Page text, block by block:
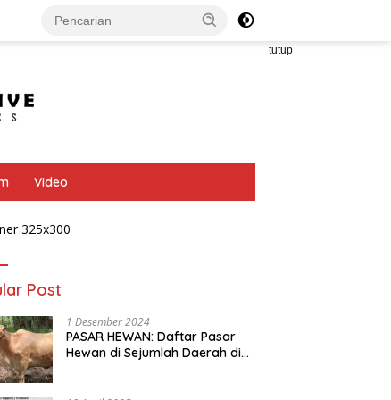
tutup
Video
Post
1 Desember 2024
PASAR HEWAN: Daftar Pasar
Hewan di Sejumlah Daerah di